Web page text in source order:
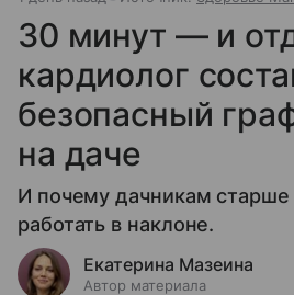
30 минут — и
кардиолог
безопасный
на даче
И почему дачникам старше
работать в наклоне.
Екатерина Мазеина
Автор материала